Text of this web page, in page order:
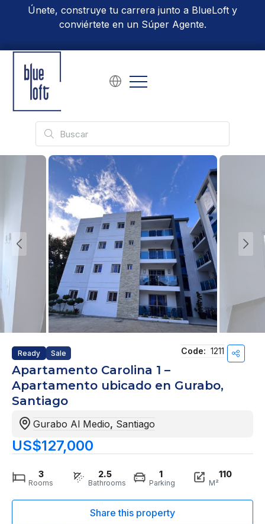
Únete, construye tu carrera junto a BlueLoft y
conviértete en un Súper Agente.
Ready Sale Code: 1211
Apartamento Carolina 1 –
Apartamento ubicado en Gurabo,
Santiago
Gurabo Al Medio, Santiago
US$127,000
3
Rooms
2.5
Bathrooms
1
Parking
110
M²